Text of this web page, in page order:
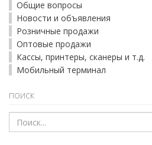
Общие вопросы
Новости и объявления
Розничные продажи
Оптовые продажи
Кассы, принтеры, сканеры и т.д.
Мобильный терминал
ПОИСК